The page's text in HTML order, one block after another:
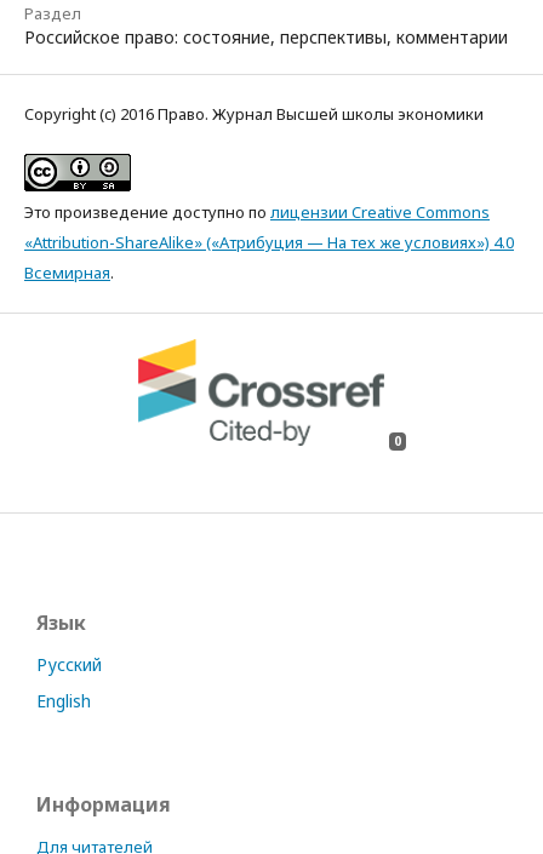
Раздел
Российское право: состояние, перспективы, комментарии
Copyright (c) 2016 Право. Журнал Высшей школы экономики
Это произведение доступно по лицензии Creative Commons
«Attribution-ShareAlike» («Атрибуция — На тех же условиях») 4.0
Всемирная.
0
Язык
Русский
English
Информация
Для читателей